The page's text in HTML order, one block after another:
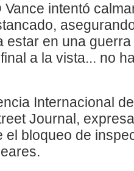
Vance intentó
estar en una
a la vista... no
Internacional
Journal,
el bloqueo de